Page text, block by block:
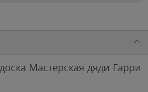
Мастерская дяди Гарри